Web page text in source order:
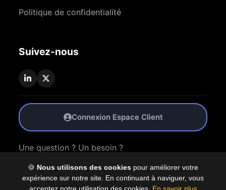
🍪 Nous utilisons des cookies pour améliorer votre
expérience sur notre site. En continuant à naviguer, vous
Politique de confidentialité
Suivez-nous
Connexion Espace Client
Une question ? Un besoin ?
Nous Contacter